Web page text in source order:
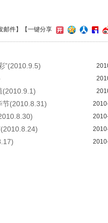
邮件】 【一键分享
”(2010.9.5)
(2010.9.1)
节(2010.8.31)